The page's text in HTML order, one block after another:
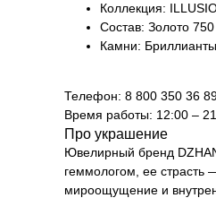
Коллекция:
Состав: Золото 750
Камни:
Телефон: 8 800 350 36
Время работы: 12:00 –
Про украшение
Ювелирный бренд
геммологом, ее страсть
мироощущение и